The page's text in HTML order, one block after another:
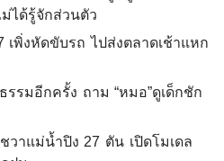
ได้รู้จักส่วนตัว
เพิ่งหัดขับรถ ไปส่งตลาดเช้าแหก
รรมอีกครั้ง ถาม “หมอ”ดูเด็กชัก
วาแม่น้ำปิง 27 ตัน เปิดโมเดล